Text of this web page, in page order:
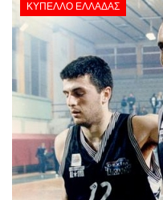
ΚΎΠΕΛΛΟ ΕΛΛΆΔΑΣ